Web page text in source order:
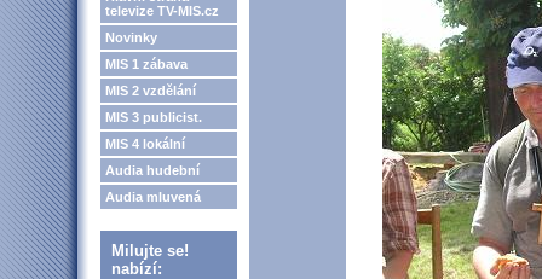
televize TV-MIS.cz
Novinky
MIS 1 zábava
MIS 2 vzdělání
MIS 3 publicist.
MIS 4 lokální
Audia hudební
Audia mluvená
Milujte se!
nabízí: